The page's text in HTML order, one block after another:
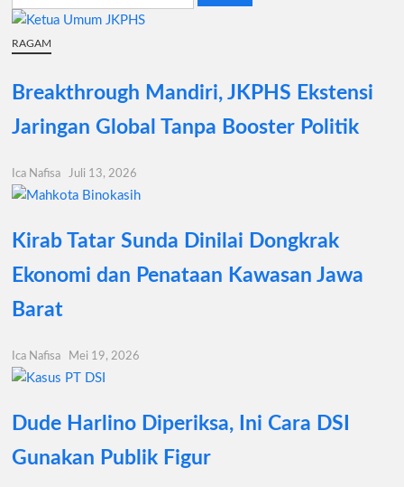
untuk:
RAGAM
Breakthrough Mandiri, JKPHS Ekstensi
Jaringan Global Tanpa Booster Politik
Ica Nafisa Juli 13, 2026
Kirab Tatar Sunda Dinilai Dongkrak
Ekonomi dan Penataan Kawasan Jawa
Barat
Ica Nafisa Mei 19, 2026
Dude Harlino Diperiksa, Ini Cara DSI
Gunakan Publik Figur